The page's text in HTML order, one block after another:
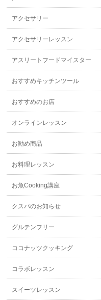
アクセサリー
アクセサリーレッスン
アスリートフードマイスター
おすすめキッチンツール
おすすめのお店
オンラインレッスン
お勧め商品
お料理レッスン
お魚Cooking講座
クスパのお知らせ
グルテンフリー
ココナッツクッキング
コラボレッスン
スイーツレッスン